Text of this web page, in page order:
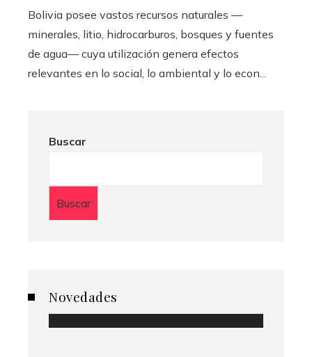
Bolivia posee vastos recursos naturales —
minerales, litio, hidrocarburos, bosques y fuentes
de agua— cuya utilización genera efectos
relevantes en lo social, lo ambiental y lo econ...
Buscar
Buscar
Novedades